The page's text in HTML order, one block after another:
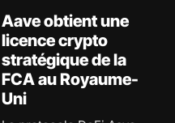
Aave obtient une
licence crypto
stratégique de la
FCA au Royaume-
Uni